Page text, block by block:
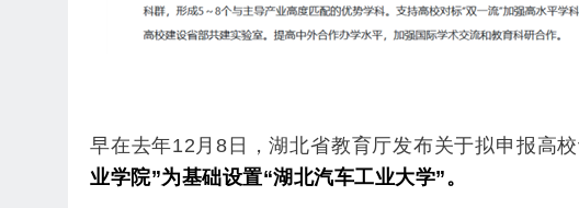
早在去年12月8日，湖北省教育厅发布关于拟申报高
业学院”为基础设置“湖北汽车工业大学”。